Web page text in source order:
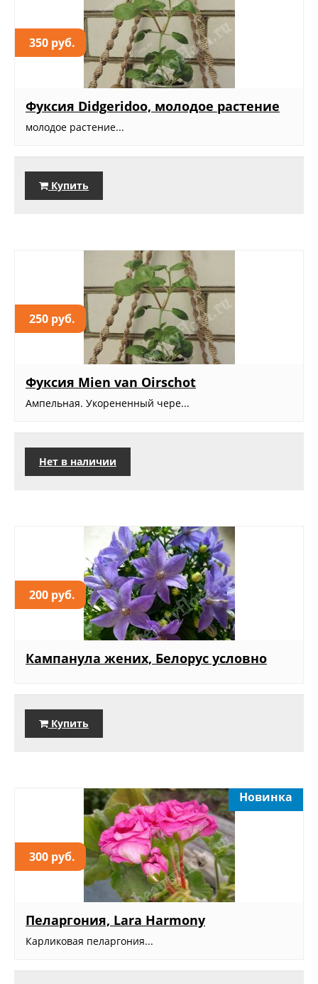
350 руб.
Фуксия Didgeridoo, молодое растение
молодое растение...
Купить
250 руб.
Фуксия Mien van Oirschot
Ампельная. Укорененный чере...
Нет в наличии
200 руб.
Кампанула жених, Белорус условно
Купить
300 руб.
Новинка
Пеларгония, Lara Harmony
Карликовая пеларгония...